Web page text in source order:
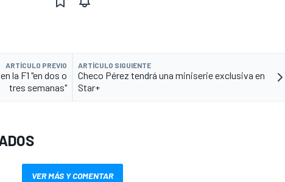
ARTÍCULO PREVIO
la F1 "en dos o
tres semanas"
ARTÍCULO SIGUIENTE
Checo Pérez tendrá una miniserie exclusiva en
Star+
VER MÁS Y COMENTAR